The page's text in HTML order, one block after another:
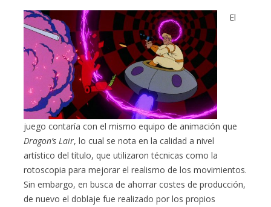
El
juego contaría con el mismo equipo de animación que
Dragon’s Lair, lo cual se nota en la calidad a nivel
artístico del título, que utilizaron técnicas como la
rotoscopia para mejorar el realismo de los movimientos.
Sin embargo, en busca de ahorrar costes de producción,
de nuevo el doblaje fue realizado por los propios